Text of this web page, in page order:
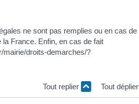
ne sont pas remplies ou en cas de
France. Enfin, en cas de fait
mairie/droits-demarches/?
Tout replier Tout déplier